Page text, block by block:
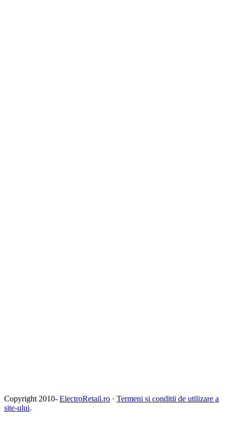
Copyright 2010- ElectroRetail.ro · Termeni si conditii de utilizare a
site-ului.